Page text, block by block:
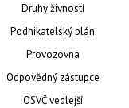
Druhy živností
Podnikatelský plán
Provozovna
Odpovědný zástupce
OSVČ vedlejší